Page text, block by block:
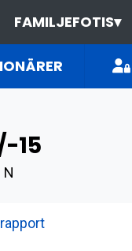
FAMILJEFOTIS▾
15